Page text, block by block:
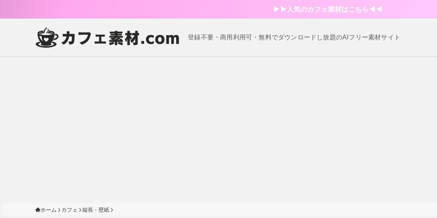
▶︎▶︎人気のカフェ素材はこちら◀︎◀︎
登録不要・商用利用可・無料でダウンロードし放題のAIフリー素材サイト
ホーム カフェ 縦長・壁紙